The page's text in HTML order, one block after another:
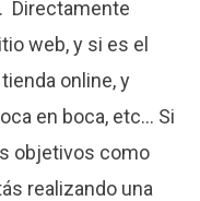
Directamente
web, y si es el
online, y
en boca, etc… Si
objetivos como
realizando una